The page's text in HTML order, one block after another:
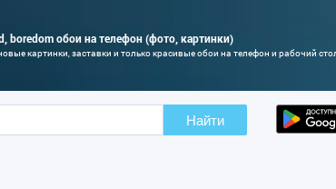
boredom обои на телефон (фото, картинки)
картинки, заставки и только красивые обои на телефон и рабочий
Найти